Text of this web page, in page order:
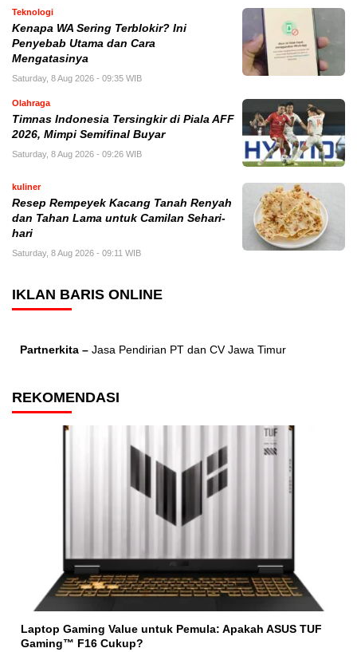
Teknologi
Kenapa WA Sering Terblokir? Ini
Penyebab Utama dan Cara
Mengatasinya
Saturday, 8 Aug 2026 - 09:35 WIB
Olahraga
Timnas Indonesia Tersingkir di Piala AFF
2026, Mimpi Semifinal Buyar
Saturday, 8 Aug 2026 - 09:26 WIB
kuliner
Resep Rempeyek Kacang Tanah Renyah
dan Tahan Lama untuk Camilan Sehari-
hari
Saturday, 8 Aug 2026 - 09:11 WIB
IKLAN BARIS ONLINE
Partnerkita – Jasa Pendirian PT dan CV Jawa Timur
REKOMENDASI
Laptop Gaming Value untuk Pemula: Apakah ASUS TUF
Gaming™ F16 Cukup?